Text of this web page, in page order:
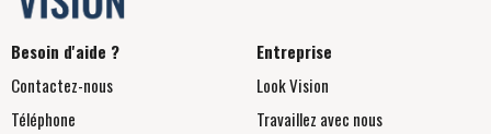
Besoin d'aide ?
Contactez-nous
Téléphone
Entreprise
Look Vision
Travaillez avec nous